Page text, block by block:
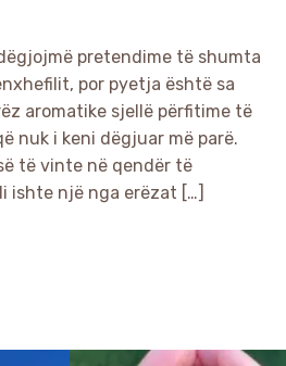
pretendime të shumta
por pyetja është sa
aromatike sjellë përfitime të
nuk i keni dëgjuar më parë.
të vinte në qendër të
ishte një nga erëzat […]